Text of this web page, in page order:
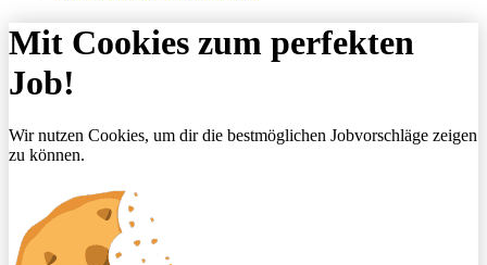
Mit Cookies zum perfekten
Job!
Wir nutzen Cookies, um dir die bestmöglichen Jobvorschläge zeigen
zu können.